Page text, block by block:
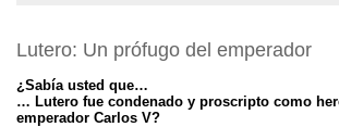
Lutero: Un prófugo del emperador
¿Sabía usted que…
… Lutero fue condenado y proscripto como
emperador Carlos V?